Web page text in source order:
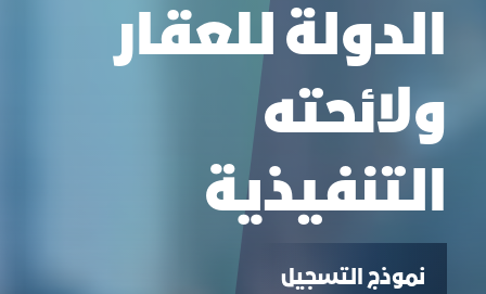
الدولة للعقار
ولائحته
التنفيذية
نموذج التسجيل